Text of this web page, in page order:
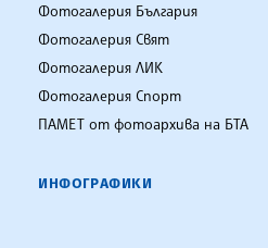
Фотогалерия България
Фотогалерия Свят
Фотогалерия ЛИК
Фотогалерия Спорт
ПАМЕТ от фотоархива на БТА
ИНФОГРАФИКИ